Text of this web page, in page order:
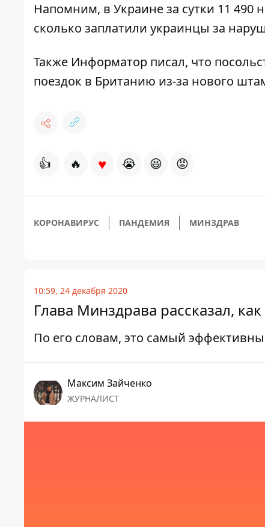
Напомним, в Украинеза сутки 11 490
сколько заплатили украинцы за
Также Информатор писал, что
поездок в Британию из-за нового
👍 🔥 ♥ 😭 😆 😡
КОРОНАВИРУС ПАНДЕМИЯ МИНЗДРАВ
10:59, 24 декабря 2020
Глава Минздрава рассказал,
По его словам, это самый
Максим Зайченко
ЖУРНАЛИСТ